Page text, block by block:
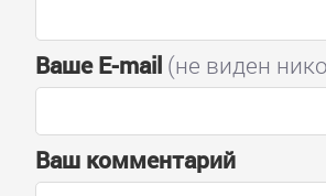
Ваше E-mail(не виден
Ваш комментарий